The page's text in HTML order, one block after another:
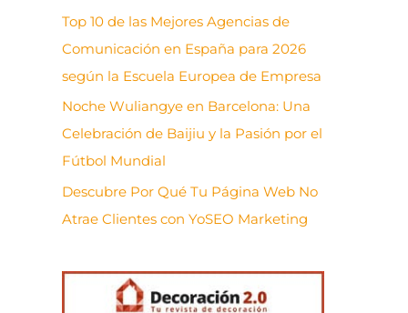
Top 10 de las Mejores Agencias de
Comunicación en España para 2026
según la Escuela Europea de Empresa
Noche Wuliangye en Barcelona: Una
Celebración de Baijiu y la Pasión por el
Fútbol Mundial
Descubre Por Qué Tu Página Web No
Atrae Clientes con YoSEO Marketing